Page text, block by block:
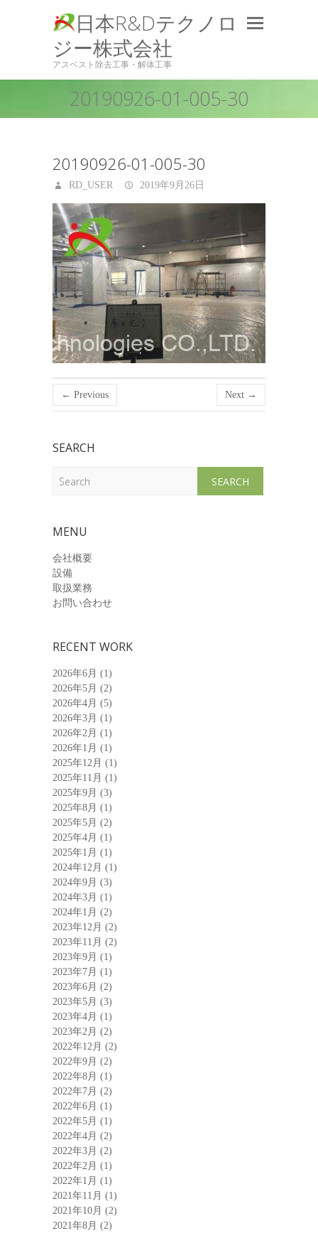
日本R&Dテクノロ
ジー株式会社
アスベスト除去工事・解体工事
20190926-01-005-30
20190926-01-005-30
RD_USER 2019年9月26日
← Previous Next →
SEARCH
MENU
会社概要
設備
取扱業務
お問い合わせ
RECENT WORK
2026年6月 (1)
2026年5月 (2)
2026年4月 (5)
2026年3月 (1)
2026年2月 (1)
2026年1月 (1)
2025年12月 (1)
2025年11月 (1)
2025年9月 (3)
2025年8月 (1)
2025年5月 (2)
2025年4月 (1)
2025年1月 (1)
2024年12月 (1)
2024年9月 (3)
2024年3月 (1)
2024年1月 (2)
2023年12月 (2)
2023年11月 (2)
2023年9月 (1)
2023年7月 (1)
2023年6月 (2)
2023年5月 (3)
2023年4月 (1)
2023年2月 (2)
2022年12月 (2)
2022年9月 (2)
2022年8月 (1)
2022年7月 (2)
2022年6月 (1)
2022年5月 (1)
2022年4月 (2)
2022年3月 (2)
2022年2月 (1)
2022年1月 (1)
2021年11月 (1)
2021年10月 (2)
2021年8月 (2)